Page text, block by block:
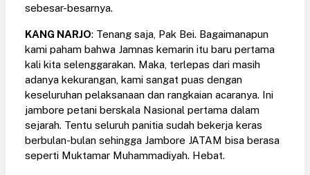
sebesar-besarnya.
KANG NARJO: Tenang saja, Pak Bei. Bagaimanapun
kami paham bahwa Jamnas kemarin itu baru pertama
kali kita selenggarakan. Maka, terlepas dari masih
adanya kekurangan, kami sangat puas dengan
keseluruhan pelaksanaan dan rangkaian acaranya. Ini
jambore petani berskala Nasional pertama dalam
sejarah. Tentu seluruh panitia sudah bekerja keras
berbulan-bulan sehingga Jambore JATAM bisa berasa
seperti Muktamar Muhammadiyah. Hebat.